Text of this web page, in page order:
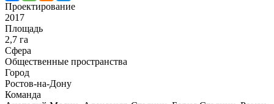
Проектирование
2017
Площадь
2,7 га
Сфера
Общественные пространства
Город
Ростов-на-Дону
Команда